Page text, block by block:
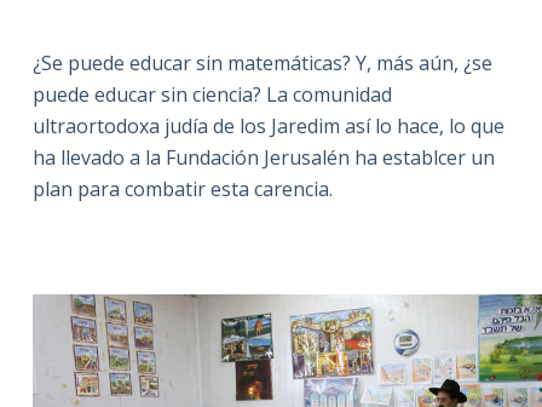
d
o
¿Se puede educar sin matemáticas? Y, más aún, ¿se
puede educar sin ciencia? La comunidad
ultraortodoxa judía de los Jaredim así lo hace, lo que
ha llevado a la Fundación Jerusalén ha establcer un
plan para combatir esta carencia.